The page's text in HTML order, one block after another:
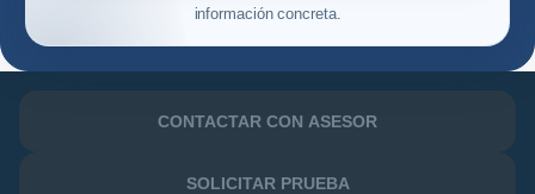
información concreta.
CONTACTAR CON ASESOR
SOLICITAR PRUEBA